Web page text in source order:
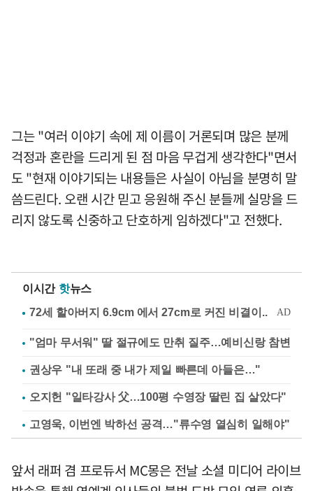
그는 "여러 이야기 속에 제 이름이 거론되며 많은 분께
걱정과 혼란을 드리게 된 점 마음 무겁게 생각한다"면서
도 "현재 이야기되는 내용들은 사실이 아님을 분명히 말
씀드린다. 오랜 시간 믿고 응원해 주신 분들께 실망을 드
리지 않도록 신중하고 단호하게 임하겠다"고 전했다.
이시간 핫뉴스
"엄마 무서워" 딸 절규에도 만취 질주…예비신랑 참변
권상우 "내 또래 중 내가 제일 빠른데 아들은…"
오지헌 "일타강사 父…100평 수영장 딸린 집 살았다"
고영욱, 이번엔 박하선 공격…"류수영 열심히 일해야"
앞서 래퍼 겸 프로듀서 MC몽은 전날 소셜 미디어 라이브